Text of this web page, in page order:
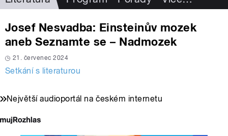
Josef Nesvadba: Einsteinův mozek
aneb Seznamte se – Nadmozek
21. červenec 2024
Setkání s literaturou
Největší audioportál na českém internetu